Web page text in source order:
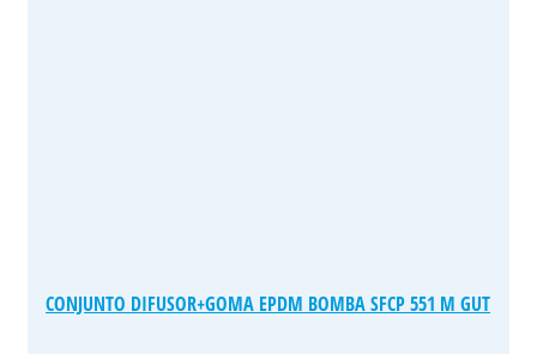
CONJUNTO DIFUSOR+GOMA EPDM BOMBA SFCP 551 M GUT